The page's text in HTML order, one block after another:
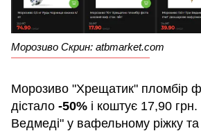
Морозиво Скрин: atbmarket.com
Морозиво "Хрещатик" пломбір
дістало -50% і коштує 17,90
Ведмеді" у вафельному ріжку та